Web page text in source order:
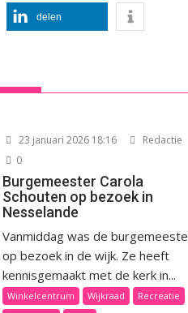
delen
23 januari 2026 18:16
Redactie
0
Burgemeester Carola
Schouten op bezoek in
Nesselande
Vanmiddag was de
op bezoek in de wijk. Ze heeft
kennisgemaakt met de kerk in...
Winkelcentrum Wijkraad
Recreatie